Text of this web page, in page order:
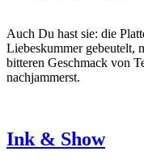
Auch Du hast sie: die
Liebeskummer gebeutelt,
bitteren Geschmack von
nachjammerst.
Ink & Show